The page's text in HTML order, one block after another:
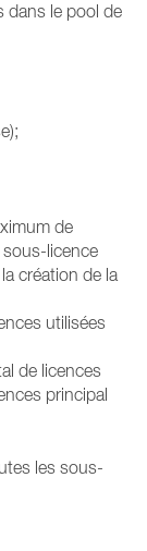
dans le pool de
de
sous-licence
création de la
utilisées
de licences
principal
les sous-